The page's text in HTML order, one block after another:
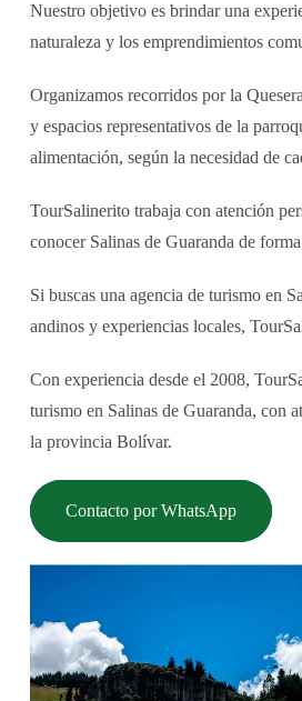
Nuestro objetivo es brindar una
naturaleza y los emprendimientos
Organizamos recorridos por la
y espacios representativos de la
alimentación, según la necesidad de
TourSalinerito trabaja con atención
conocer Salinas de Guaranda de
Si buscas una agencia de turismo en
andinos y experiencias locales,
Con experiencia desde el 2008,
turismo en Salinas de Guaranda, con
la provincia Bolívar.
Contacto por WhatsApp